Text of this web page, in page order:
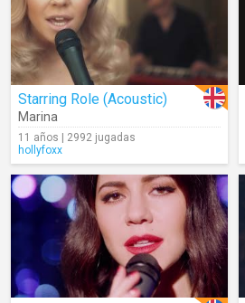
Starring Role (Acoustic)
Marina
11 años | 2992 jugadas
hollyfoxx